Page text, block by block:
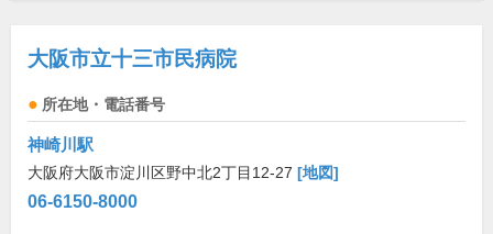
大阪市立十三市民病院
所在地・電話番号
神崎川駅
大阪府大阪市淀川区野中北2丁目12-27 [地図]
06-6150-8000